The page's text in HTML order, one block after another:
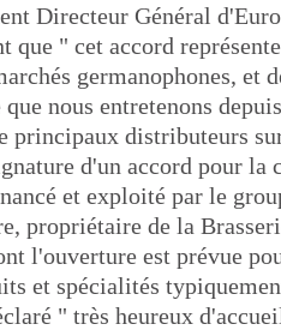
Directeur Général
que " cet accord
germanophones, et
nous entretenons
principaux distributeurs
d'un accord pour la
et exploité par le
propriétaire de la
l'ouverture est prévue
et spécialités
" très heureux